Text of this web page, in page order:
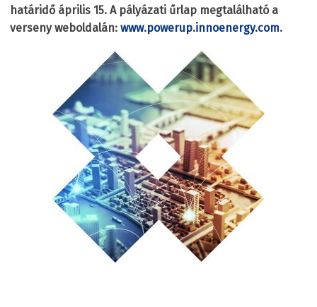
határidő április 15. A pályázati űrlap megtalálható a
verseny weboldalán: www.powerup.innoenergy.com.